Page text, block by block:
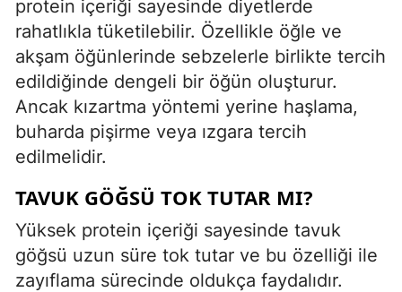
protein içeriği sayesinde diyetlerde
rahatlıkla tüketilebilir. Özellikle öğle ve
akşam öğünlerinde sebzelerle birlikte tercih
edildiğinde dengeli bir öğün oluşturur.
Ancak kızartma yöntemi yerine haşlama,
buharda pişirme veya ızgara tercih
edilmelidir.
TAVUK GÖĞSÜ TOK TUTAR MI?
Yüksek protein içeriği sayesinde tavuk
göğsü uzun süre tok tutar ve bu özelliği ile
zayıflama sürecinde oldukça faydalıdır.